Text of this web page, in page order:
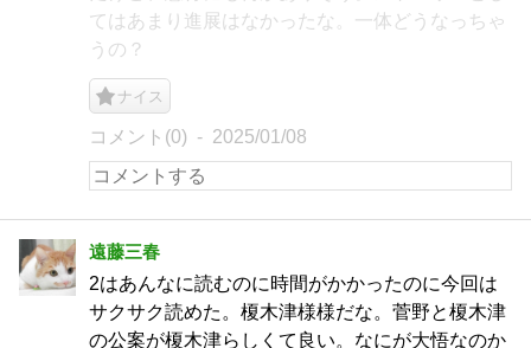
てはあまり進展はなかったな。一体どうなっちゃ
うの？
ナイス
コメント(0) 2025/01/08
遠藤三春
2はあんなに読むのに時間がかかったのに今回は
サクサク読めた。榎木津様様だな。菅野と榎木津
の公案が榎木津らしくて良い。なにが大悟なのか